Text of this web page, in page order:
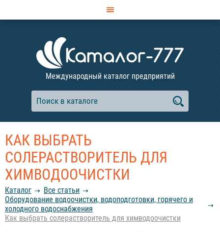
Международный каталог предприятий
КАК ВЫБРАТЬ
СОЛЕРАСТВОРИТЕЛЬ ДЛЯ
ХИМВОДООЧИСТКИ
Каталог
Все статьи
Оборудование водоочистки, водоподготовки, горячего и
холодного водоснабжения
Как выбрать солерастворитель для химводоочистки